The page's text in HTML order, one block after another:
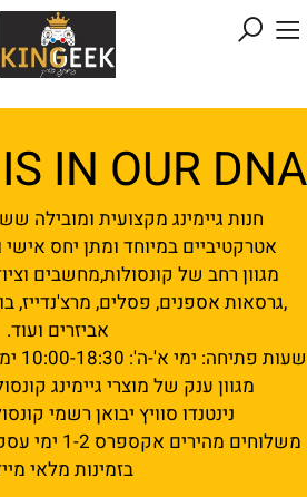
IN OUR DNA
חנות גיימינג מקצועית ומובילה
אטרקטיביים במיוחד ומתן יחס
מגוון רחב של קונסולות,מחשבים
,גרסאות אספנים, פסלים, מרצ'נדייז,
אביזרים ועוד.
שעות פתיחה: ימי א'-ה': 10:00-18:30 ימי ו' וערב חג 10:00-14:30
מגוון ענק של מוצרי גיימינג
נינטנדו סוויץ יבואן רשמי
משלוחים
בזמינות מלאי